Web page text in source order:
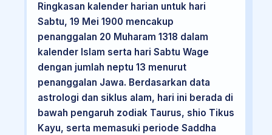
Ringkasan kalender harian untuk hari
Sabtu, 19 Mei 1900 mencakup
penanggalan 20 Muharam 1318 dalam
kalender Islam serta hari Sabtu Wage
dengan jumlah neptu 13 menurut
penanggalan Jawa. Berdasarkan data
astrologi dan siklus alam, hari ini berada di
bawah pengaruh zodiak Taurus, shio Tikus
Kayu, serta memasuki periode Saddha